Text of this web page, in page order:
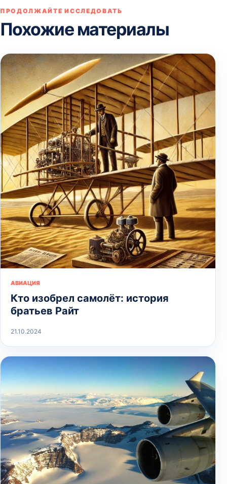
ПРОДОЛЖАЙТЕ ИССЛЕДОВАТЬ
Похожие материалы
АВИАЦИЯ
Кто изобрел самолёт: история
братьев Райт
21.10.2024